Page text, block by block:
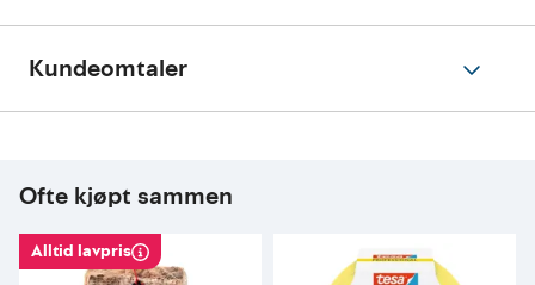
Kundeomtaler
Ofte kjøpt sammen
Alltid lavpris